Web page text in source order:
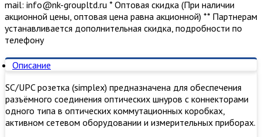
mail: info@nk-groupltd.ru * Оптовая скидка (При наличии
акционной цены, оптовая цена равна акционной) ** Партнерам
устанавливается дополнительная скидка, подробности по
телефону
Описание
SC/UPC розетка (simplex) предназначена для обеспечения
разъёмного соединения оптических шнуров с коннекторами
одного типа в оптических коммутационных коробках,
активном сетевом оборудовании и измерительных приборах.